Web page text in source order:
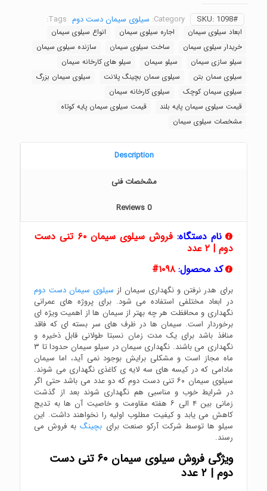
SKU: 1098#
Category: سیلوی سیمان دست دوم Tags:
ابعاد سیلوی سیمان اجاره سیلوی سیمان
انواع سیلوی سیمان
خریدار سیلوی سیمان
ساخت سیلوی سیمان
سازنده سیلوی سیمان
سیلو سازی سیمان
سیلو سیمان
سیلو های کارخانه سیمان
سیلوی سمان بتن
سیلوی سمان بچینگ پلانت
سیلوی سیمان بزرگ
سیلوی سیمان کوچک
سیلوی کارخانه سیمان
قیمت سیلوی سیمان پایه بلند
قیمت سیلوی سیمان پایه کوتاه
مشخصات سیلوی سیمان
Description
مشخصات فنی
Reviews0
نام دستگاه:
فروش سیلوی سیمان ۶۰ تنی دست
دوم | ۲ عدد
کد محصول: ۱۰۹۸#
برای هدر نرفتن و نگهداری سیمان از سیلوی سیمان دست دوم
در ابعاد مختلفی استفاده می شود. برای پروژه های عمرانی
نگهداری و محافظت هر چه بهتر از سیمان ها از اهمیت ویژه ای
برخوردار است. سیمان ها در ظرف های سر بسته ای که فاقد
منافذ باشد برای یک مدت زمان نسبتا طولانی قابل ذخیره و
نگهداری می باشند. نگهداری سیمان در سیلو سیمان حدودا تا ۳
ماه مجاز است و مشکلی برایش بوجود نمی آید، اما سیمان
مادامی که در کیسه های سه لایه ی کاغذی نگهداری می شوند.
سیلوی سیمان ۶۰ تنی دست دوم که دو عدد می باشد حتی اگر
در شرایط خوب و مناسبی هم نگهداری شوند بعد از گذشت
زمانی بین ۴ الی ۶ هفته مقاومت و خاصیت آن ها به تدیج
کاهش می یابد و کیفیت مطلوب اولیه را نخواهند داشت. این
سیلو ها توسط شرکت آرکو صنعت برای بچینگبه فروش می
رسند.
ویژگی فروش سیلوی سیمان ۶۰ تنی دست
دوم | ۲ عدد